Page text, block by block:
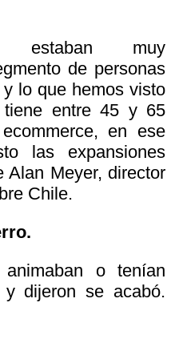
estaban muy
de personas
lo que hemos visto
entre 45 y 65
en ese
las expansiones
Alan Meyer, director
Chile.
o tenían
y dijeron se acabó.